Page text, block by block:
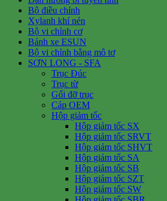
Bộ điều chỉnh
Xylanh khí nén
Bộ vi chỉnh cơ
Bánh xe ESUN
Bộ vi chỉnh bằng mô tơ
SƠN LONG - SFA
Trục Đúc
Trục từ
Gối đỡ trục
Cáp OEM
Hộp giảm tốc
Hộp giảm tốc SX
Hộp giảm tốc SRVT
Hộp giảm tốc SHVT
Hộp giảm tốc SA
Hộp giảm tốc SB
Hộp giảm tốc SZT
Hộp giảm tốc SW